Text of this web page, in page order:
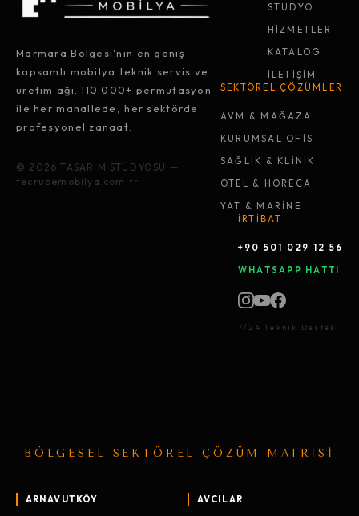
Marmara Bölgesi'nin en geniş
kapsamlı mobilya teknik servis ve
üretim ağı. 110.000+ permütasyon
ile her mahallede, her sektörde
profesyonel zanaat.
© 2026 TASARIM STÜDYOSU —
tecrubemobilya.com.tr
STÜDYO
HİZMETLER
KATALOG
İLETİŞİM
SEKTÖREL ÇÖZÜMLER
AVM & MAĞAZA
KURUMSAL OFİS
SAĞLIK & KLİNİK
OTEL & HORECA
YAT & MARİNE
İRTİBAT
+90 501 029 12 56
WHATSAPP HATTI
7/24 Teknik Destek
BÖLGESEL SEKTÖREL ÇÖZÜM MATRİSİ
ARNAVUTKÖY AVCILAR